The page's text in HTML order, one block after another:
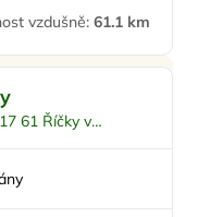
vzdušně: 61.1 km
Doporučujeme
Sleva
61 Říčky v